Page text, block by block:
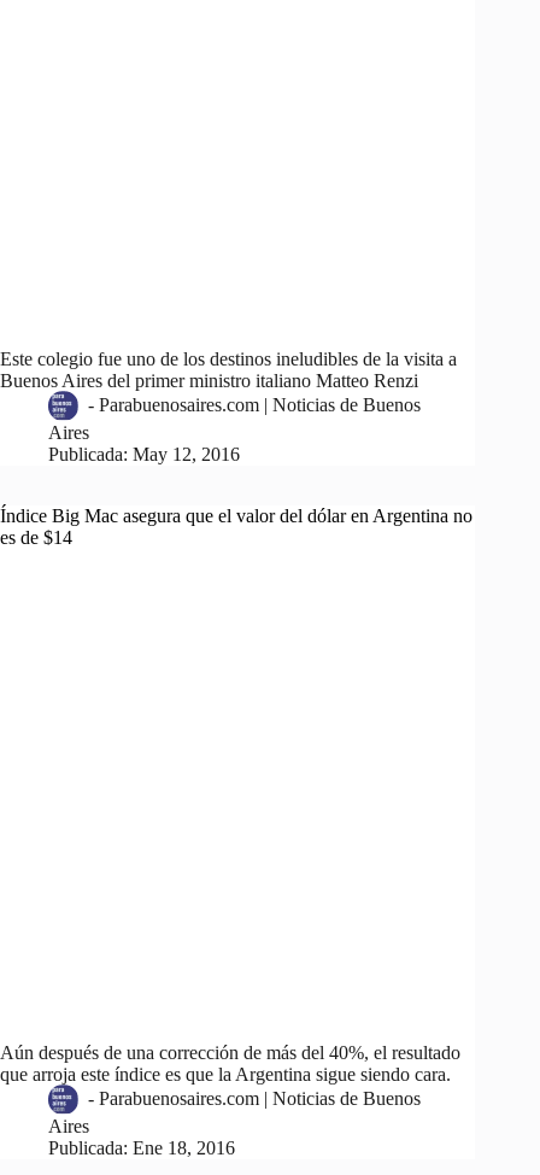
Este colegio fue uno de los destinos ineludibles de la visita a
Buenos Aires del primer ministro italiano Matteo Renzi
- Parabuenosaires.com | Noticias de Buenos
Aires
Publicada: May 12, 2016
Índice Big Mac asegura que el valor del dólar en Argentina no
es de $14
Aún después de una corrección de más del 40%, el resultado
que arroja este índice es que la Argentina sigue siendo cara.
- Parabuenosaires.com | Noticias de Buenos
Aires
Publicada: Ene 18, 2016